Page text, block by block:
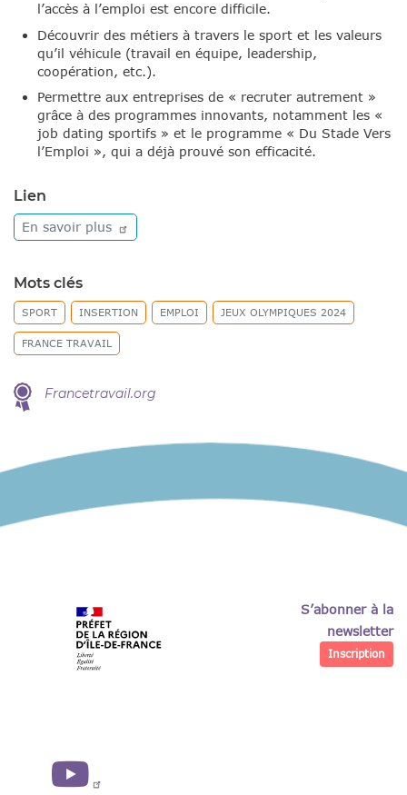
l’accès à l’emploi est encore difficile.
Découvrir des métiers à travers le sport et les valeurs
qu’il véhicule (travail en équipe, leadership,
coopération, etc.).
Permettre aux entreprises de « recruter autrement »
grâce à des programmes innovants, notamment les «
job dating sportifs » et le programme « Du Stade Vers
l’Emploi », qui a déjà prouvé son efficacité.
Lien
En savoir plus
Mots clés
SPORT INSERTION EMPLOI JEUX OLYMPIQUES 2024
FRANCE TRAVAIL
Francetravail.org
S’abonner à la
newsletter
Inscription